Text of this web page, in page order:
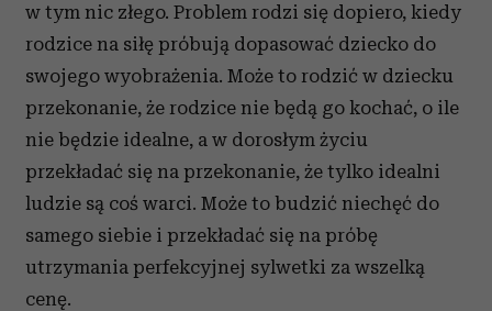
w tym nic złego. Problem rodzi się dopiero, kiedy
rodzice na siłę próbują dopasować dziecko do
swojego wyobrażenia. Może to rodzić w dziecku
przekonanie, że rodzice nie będą go kochać, o ile
nie będzie idealne, a w dorosłym życiu
przekładać się na przekonanie, że tylko idealni
ludzie są coś warci. Może to budzić niechęć do
samego siebie i przekładać się na próbę
utrzymania perfekcyjnej sylwetki za wszelką
cenę.